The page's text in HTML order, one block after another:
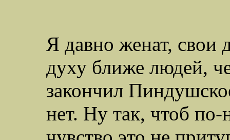
Я давно женат, свои
духу ближе людей,
закончил
нет. Ну так, чтоб